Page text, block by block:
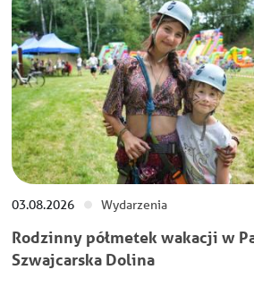
03.08.2026 Wydarzenia
Rodzinny półmetek wakacji w
Szwajcarska Dolina